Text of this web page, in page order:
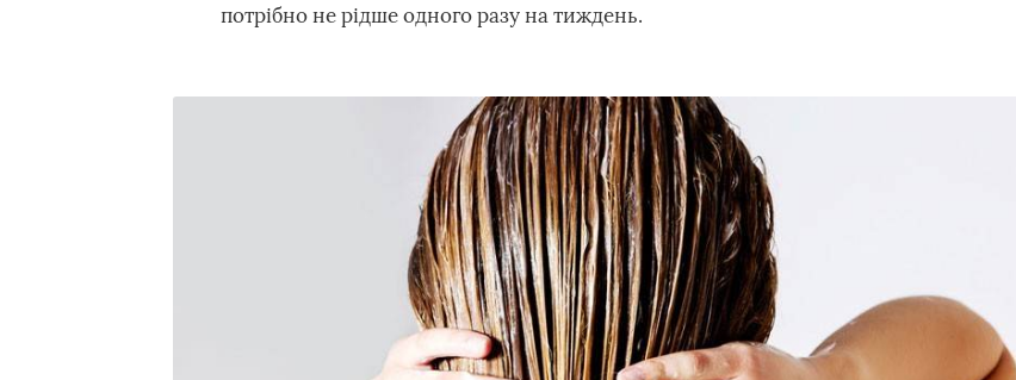
потрібно не рідше одного разу на тиждень.